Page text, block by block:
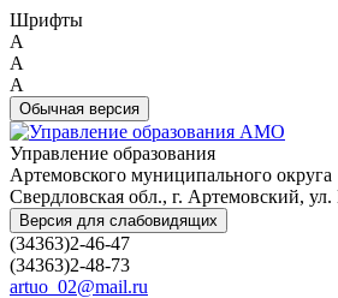
Шрифты
A
A
A
Обычная версия
Управление образования
Артемовского муниципального округа
Свердловская обл., г. Артемовский,
Версия для слабовидящих
(34363)2-46-47
(34363)2-48-73
artuo_02@mail.ru